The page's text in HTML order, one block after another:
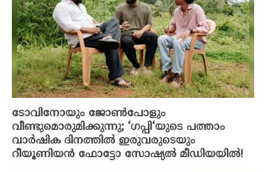
ടോവിനോയും ജോൺപോളും
വീണ്ടുമൊരുമിക്കുന്നു; ‘ഗപ്പി‘യുടെ പത്താം
വാർഷിക ദിനത്തിൽ ഇരുവരുടെയും
റീയൂണിയൻ ഫോട്ടോ സോഷ്യൽ മീഡിയയിൽ!